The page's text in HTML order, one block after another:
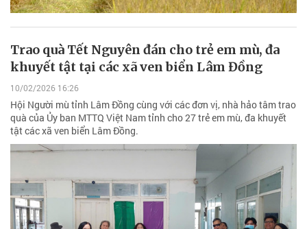
Trao quà Tết Nguyên đán cho trẻ em mù, đa
khuyết tật tại các xã ven biển Lâm Đồng
10/02/2026 16:26
Hội Người mù tỉnh Lâm Đồng cùng với các đơn vị, nhà hảo tâm trao
quà của Ủy ban MTTQ Việt Nam tỉnh cho 27 trẻ em mù, đa khuyết
tật các xã ven biển Lâm Đồng.